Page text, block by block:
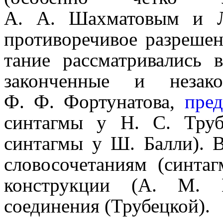
А. А. Шахматовым и
противо­ре­чи­вое
та­ние
законченные и
Ф. Ф. Фортунатова,
синтагмы у Н. С.
синтагмы у Ш. Балли). В
слово­со­че­та­ни­ям
конструк­ции (А. М.
соединения (Трубецкой).